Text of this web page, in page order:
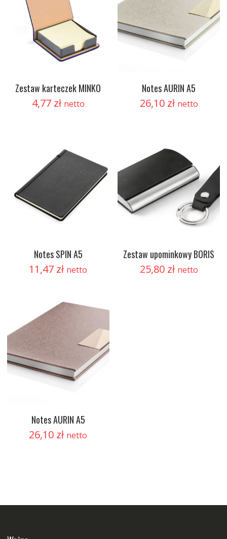
Zestaw karteczek MINKO
4,77 zł netto
Notes AURIN A5
26,10 zł netto
Notes SPIN A5
11,47 zł netto
Zestaw upominkowy BORIS
25,80 zł netto
Notes AURIN A5
26,10 zł netto